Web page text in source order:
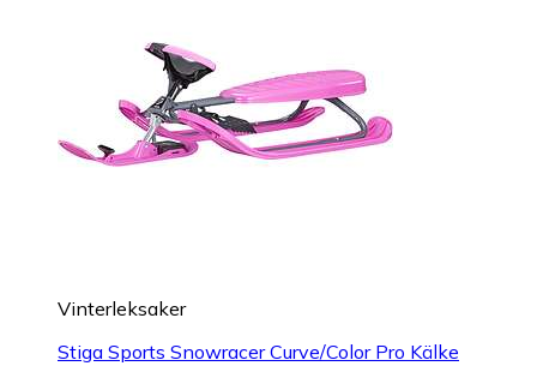
Vinterleksaker
Stiga Sports Snowracer Curve/Color Pro Kälke